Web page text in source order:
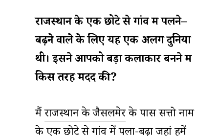
राजस्थानकेएकछोटेसेगांवमेंपलने–
बढ़नेवालेकेलिएयहएकअलगदुनिया
थी। इसनेआपकोबड़ाकलाकारबननेमें
किसतरहमददकी?
मैंराजस्थान के जैसलमेरके पास सत्तो नाम